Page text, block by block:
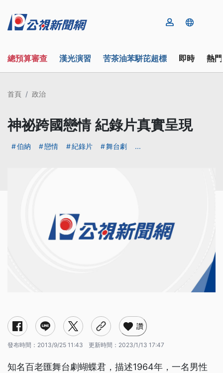
總預算審查 漢光演習 苦茶油苯駢芘超標 即時 熱
首頁 政治
神祕跨國戀情 紀錄片真實呈現
伯納 戀情 紀錄片 舞台劇 ...
讚
發布時間： 2013/9/25 11:43 更新時間： 2023/1/13 17:47
知名百老匯舞台劇蝴蝶君，描述1964年，一名男性